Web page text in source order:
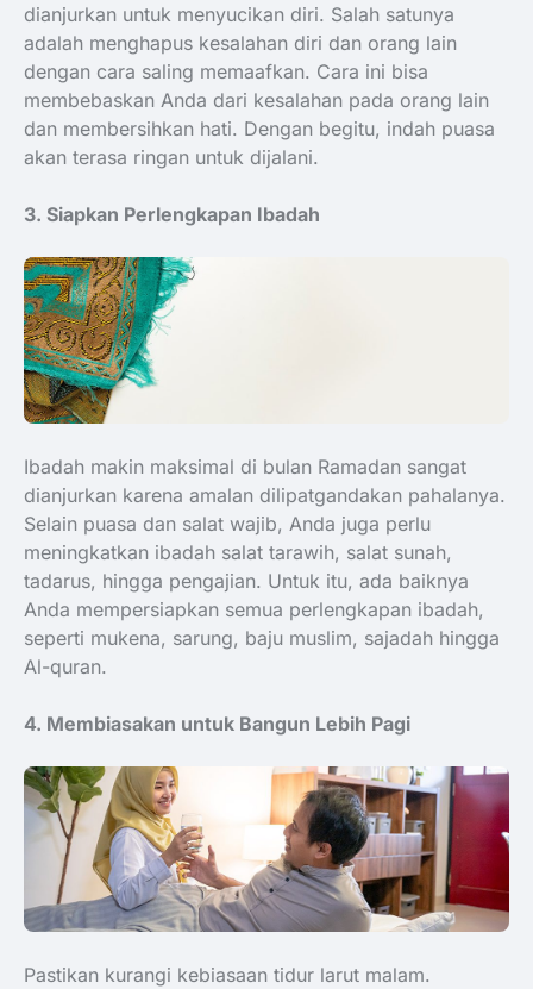
dianjurkan untuk menyucikan diri. Salah satunya
adalah menghapus kesalahan diri dan orang lain
dengan cara saling memaafkan. Cara ini bisa
membebaskan Anda dari kesalahan pada orang lain
dan membersihkan hati. Dengan begitu, indah puasa
akan terasa ringan untuk dijalani.
3. Siapkan Perlengkapan Ibadah
Ibadah makin maksimal di bulan Ramadan sangat
dianjurkan karena amalan dilipatgandakan pahalanya.
Selain puasa dan salat wajib, Anda juga perlu
meningkatkan ibadah salat tarawih, salat sunah,
tadarus, hingga pengajian. Untuk itu, ada baiknya
Anda mempersiapkan semua perlengkapan ibadah,
seperti mukena, sarung, baju muslim, sajadah hingga
Al-quran.
4. Membiasakan untuk Bangun Lebih Pagi
Pastikan kurangi kebiasaan tidur larut malam.